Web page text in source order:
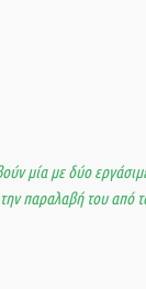
μία με δύο
παραλαβή του από